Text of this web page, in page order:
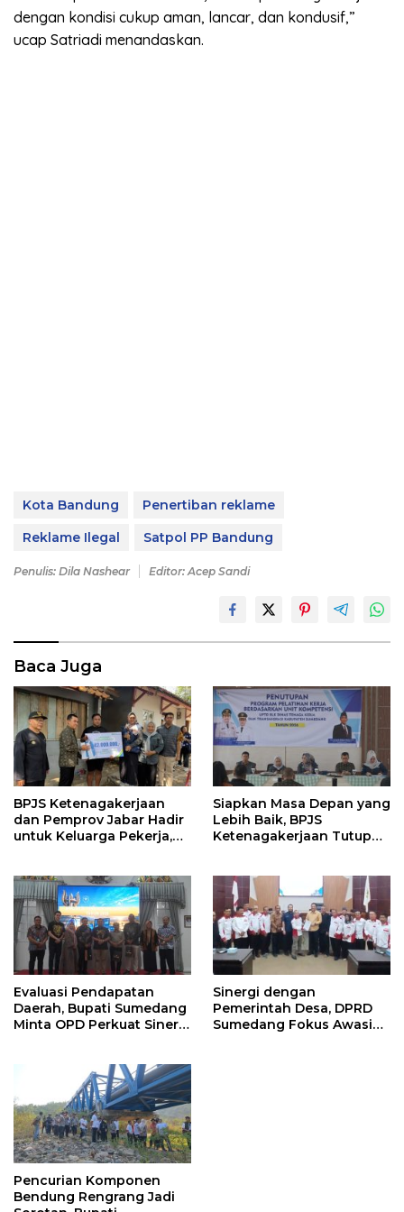
dengan kondisi cukup aman, lancar, dan kondusif,”
ucap Satriadi menandaskan.
Kota Bandung
Penertiban reklame
Reklame Ilegal
Satpol PP Bandung
Penulis: Dila Nashear Editor: Acep Sandi
Baca Juga
BPJS Ketenagakerjaan
dan Pemprov Jabar Hadir
untuk Keluarga Pekerja,
Siapkan Masa Depan yang
Lebih Baik, BPJS
Ketenagakerjaan Tutup
Evaluasi Pendapatan
Daerah, Bupati Sumedang
Minta OPD Perkuat Sinergi
Sinergi dengan
Pemerintah Desa, DPRD
Sumedang Fokus Awasi
Pencurian Komponen
Bendung Rengrang Jadi